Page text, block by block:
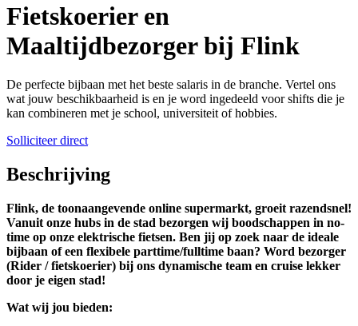
Fietskoerier en
Maaltijdbezorger bij Flink
De perfecte bijbaan met het beste salaris in de branche. Vertel ons
wat jouw beschikbaarheid is en je word ingedeeld voor shifts die je
kan combineren met je school, universiteit of hobbies.
Solliciteer direct
Beschrijving
Flink, de toonaangevende online supermarkt, groeit razendsnel!
Vanuit onze hubs in de stad bezorgen wij boodschappen in no-
time op onze elektrische fietsen. Ben jij op zoek naar de ideale
bijbaan of een flexibele parttime/fulltime baan? Word bezorger
(Rider / fietskoerier) bij ons dynamische team en cruise lekker
door je eigen stad!
Wat wij jou bieden: